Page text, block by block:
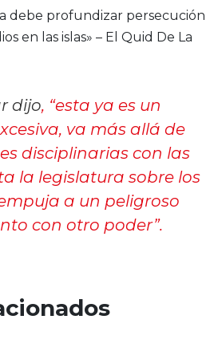
dijo, “esta ya es un
va más allá de
disciplinarias con las
la legislatura sobre los
a un peligroso
con otro poder”.